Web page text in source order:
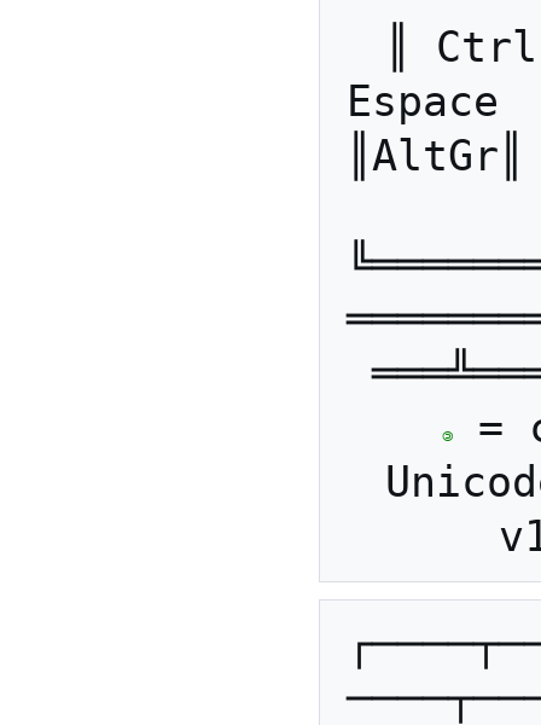
║
©
=